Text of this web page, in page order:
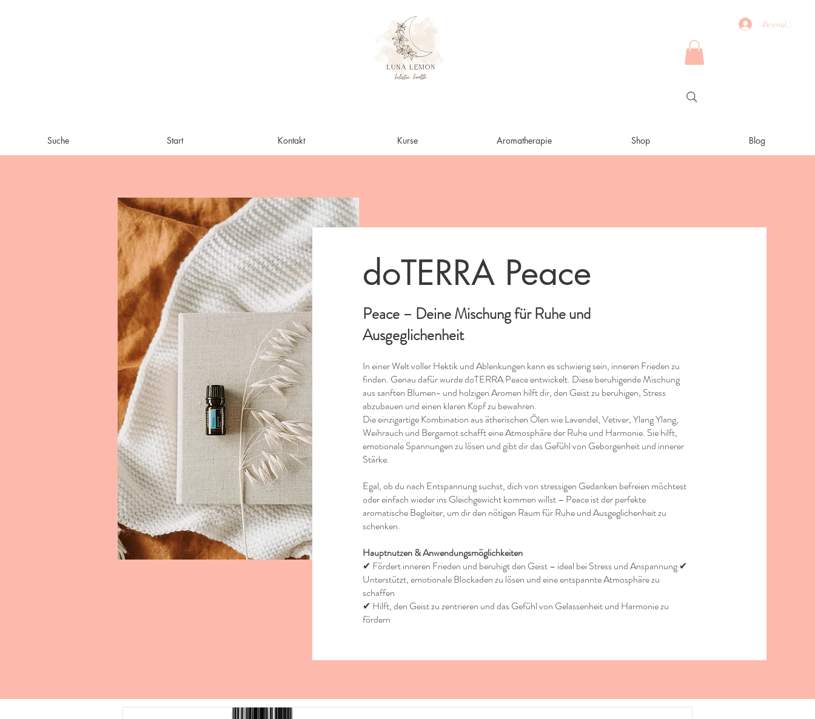
Anmelden
Suche Start Kontakt Kurse Aromatherapie Shop Blog
doTERRA Peace
Peace – Deine Mischung für Ruhe und
Ausgeglichenheit
In einer Welt voller Hektik und Ablenkungen kann es schwierig sein, inneren Frieden zu
finden. Genau dafür wurde doTERRA Peace entwickelt. Diese beruhigende Mischung
aus sanften Blumen- und holzigen Aromen hilft dir, den Geist zu beruhigen, Stress
abzubauen und einen klaren Kopf zu bewahren.
Die einzigartige Kombination aus ätherischen Ölen wie Lavendel, Vetiver, Ylang Ylang,
Weihrauch und Bergamot schafft eine Atmosphäre der Ruhe und Harmonie. Sie hilft,
emotionale Spannungen zu lösen und gibt dir das Gefühl von Geborgenheit und innerer
Stärke.
Egal, ob du nach Entspannung suchst, dich von stressigen Gedanken befreien möchtest
oder einfach wieder ins Gleichgewicht kommen willst – Peace ist der perfekte
aromatische Begleiter, um dir den nötigen Raum für Ruhe und Ausgeglichenheit zu
schenken.
Hauptnutzen & Anwendungsmöglichkeiten
✔ Fördert inneren Frieden und beruhigt den Geist – ideal bei Stress und Anspannung ✔
Unterstützt, emotionale Blockaden zu lösen und eine entspannte Atmosphäre zu
schaffen
✔ Hilft, den Geist zu zentrieren und das Gefühl von Gelassenheit und Harmonie zu
fördern